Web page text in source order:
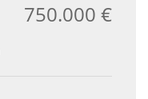
750.000 €